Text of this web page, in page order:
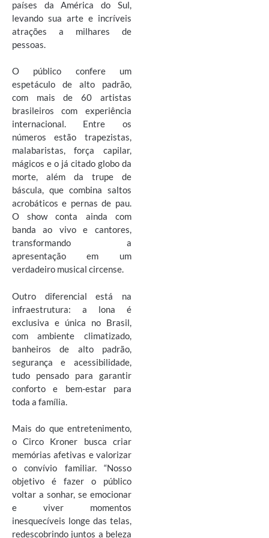
países da América do Sul,
levando sua arte e incríveis
atrações a milhares de
pessoas.
O público confere um
espetáculo de alto padrão,
com mais de 60 artistas
brasileiros com experiência
internacional. Entre os
números estão trapezistas,
malabaristas, força capilar,
mágicos e o já citado globo da
morte, além da trupe de
báscula, que combina saltos
acrobáticos e pernas de pau.
O show conta ainda com
banda ao vivo e cantores,
transformando a
apresentação em um
verdadeiro musical circense.
Outro diferencial está na
infraestrutura: a lona é
exclusiva e única no Brasil,
com ambiente climatizado,
banheiros de alto padrão,
segurança e acessibilidade,
tudo pensado para garantir
conforto e bem-estar para
toda a família.
Mais do que entretenimento,
o Circo Kroner busca criar
memórias afetivas e valorizar
o convívio familiar. “Nosso
objetivo é fazer o público
voltar a sonhar, se emocionar
e viver momentos
inesquecíveis longe das telas,
redescobrindo juntos a beleza